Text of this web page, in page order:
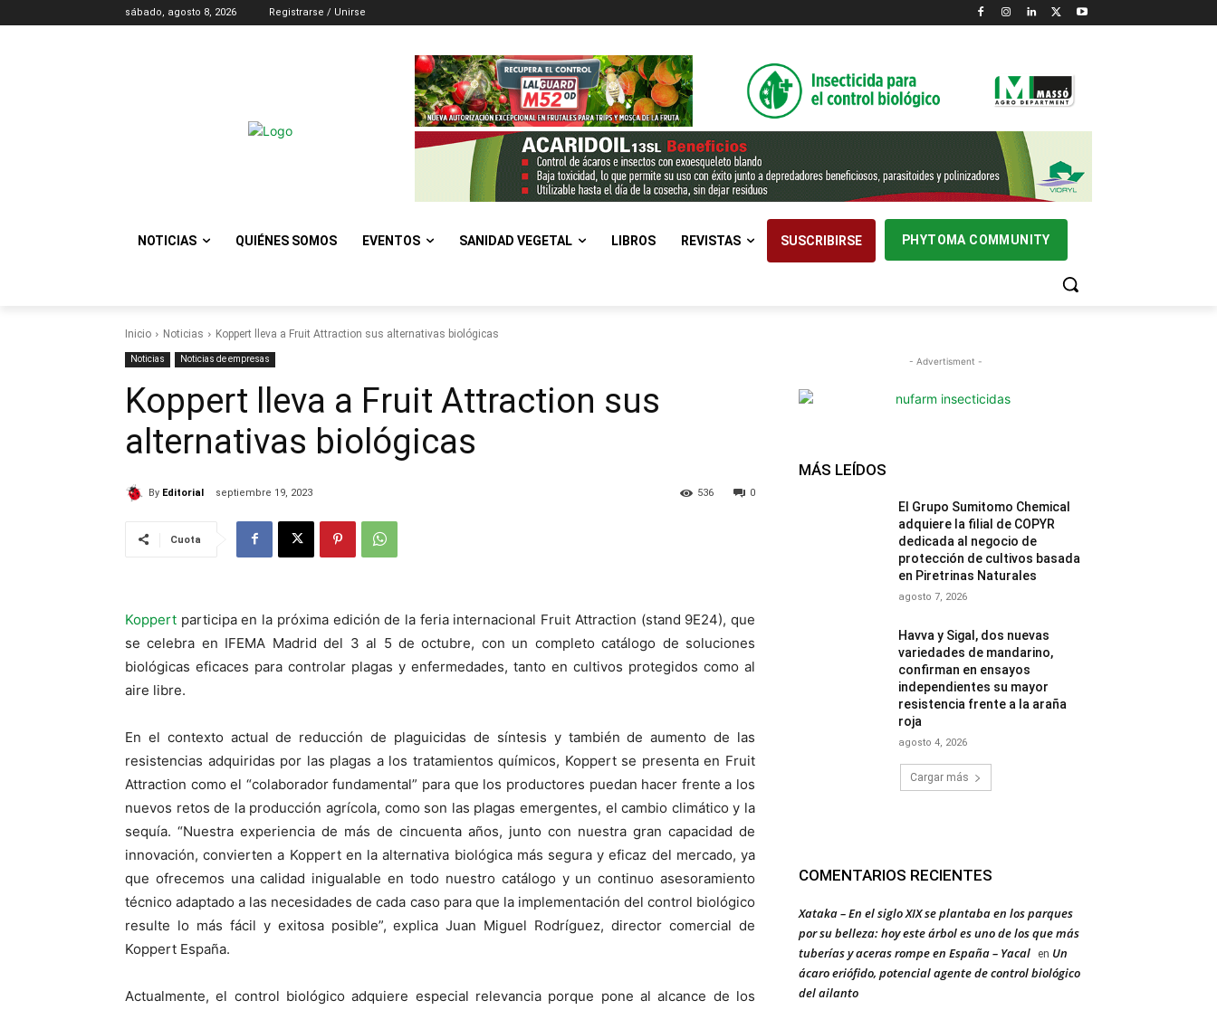
sábado, agosto 8, 2026 Registrarse / Unirse
NOTICIAS QUIÉNES SOMOS EVENTOS SANIDAD VEGETAL LIBROS REVISTAS SUSCRIBIRSE PHYTOMA COMMUNITY
Inicio Noticias Koppert lleva a Fruit Attraction sus alternativas biológicas
Noticias Noticias de empresas
Koppert lleva a Fruit Attraction sus
alternativas biológicas
By Editorial septiembre 19, 2023 0
536
Cuota
Koppert participa en la próxima edición de la feria internacional Fruit Attraction (stand 9E24), que
se celebra en IFEMA Madrid del 3 al 5 de octubre, con un completo catálogo de soluciones
biológicas eficaces para controlar plagas y enfermedades, tanto en cultivos protegidos como al
aire libre.
En el contexto actual de reducción de plaguicidas de síntesis y también de aumento de las
resistencias adquiridas por las plagas a los tratamientos químicos, Koppert se presenta en Fruit
Attraction como el “colaborador fundamental” para que los productores puedan hacer frente a los
nuevos retos de la producción agrícola, como son las plagas emergentes, el cambio climático y la
sequía. “Nuestra experiencia de más de cincuenta años, junto con nuestra gran capacidad de
innovación, convierten a Koppert en la alternativa biológica más segura y eficaz del mercado, ya
que ofrecemos una calidad inigualable en todo nuestro catálogo y un continuo asesoramiento
técnico adaptado a las necesidades de cada caso para que la implementación del control biológico
resulte lo más fácil y exitosa posible”, explica Juan Miguel Rodríguez, director comercial de
Koppert España.
Actualmente, el control biológico adquiere especial relevancia porque pone al alcance de los
- Advertisment -
MÁS LEÍDOS
El Grupo Sumitomo Chemical
adquiere la filial de COPYR
dedicada al negocio de
protección de cultivos basada
en Piretrinas Naturales
agosto 7, 2026
Havva y Sigal, dos nuevas
variedades de mandarino,
confirman en ensayos
independientes su mayor
resistencia frente a la araña
roja
agosto 4, 2026
Cargar más
COMENTARIOS RECIENTES
Xataka – En el siglo XIX se plantaba en los parques
por su belleza: hoy este árbol es uno de los que más
tuberías y aceras rompe en España – Yacal
en Un
ácaro eriófido, potencial agente de control biológico
del ailanto